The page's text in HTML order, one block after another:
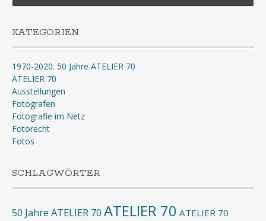
KATEGORIEN
1970-2020: 50 Jahre ATELIER 70
ATELIER 70
Ausstellungen
Fotografen
Fotografie im Netz
Fotorecht
Fotos
SCHLAGWÖRTER
50 Jahre ATELIER 70 ATELIER 70 ATELIER 70